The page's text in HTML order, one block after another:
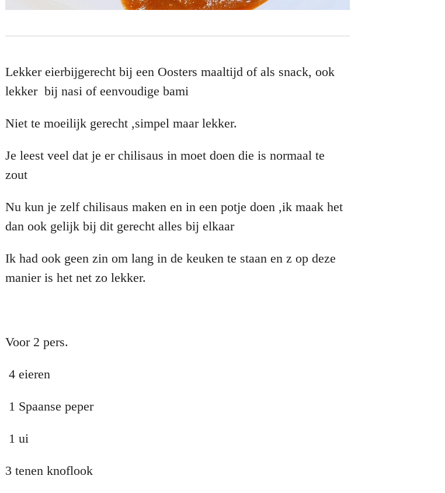
Lekker eierbijgerecht bij een Oosters maaltijd of als snack, ook
lekker bij nasi of eenvoudige bami
Niet te moeilijk gerecht ,simpel maar lekker.
Je leest veel dat je er chilisaus in moet doen die is normaal te
zout
Nu kun je zelf chilisaus maken en in een potje doen ,ik maak het
dan ook gelijk bij dit gerecht alles bij elkaar
Ik had ook geen zin om lang in de keuken te staan en z op deze
manier is het net zo lekker.
Voor 2 pers.
4 eieren
1 Spaanse peper
1 ui
3 tenen knoflook